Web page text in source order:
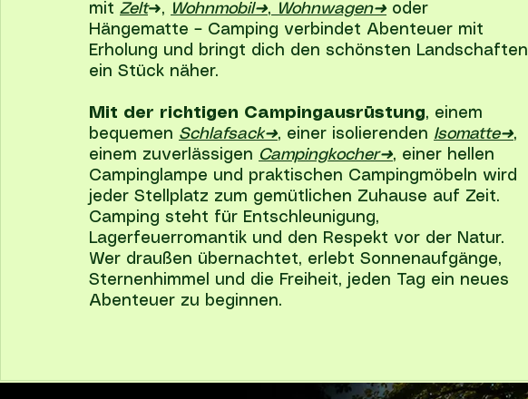
mit Zelt➜, Wohnmobil➜, Wohnwagen➜ oder
Hängematte – Camping verbindet Abenteuer mit
Erholung und bringt dich den schönsten Landschaften
ein Stück näher.
Mit der richtigen Campingausrüstung, einem
bequemen Schlafsack➜, einer isolierenden Isomatte➜,
einem zuverlässigen Campingkocher➜, einer hellen
Campinglampe und praktischen Campingmöbeln wird
jeder Stellplatz zum gemütlichen Zuhause auf Zeit.
Camping steht für Entschleunigung,
Lagerfeuerromantik und den Respekt vor der Natur.
Wer draußen übernachtet, erlebt Sonnenaufgänge,
Sternenhimmel und die Freiheit, jeden Tag ein neues
Abenteuer zu beginnen.